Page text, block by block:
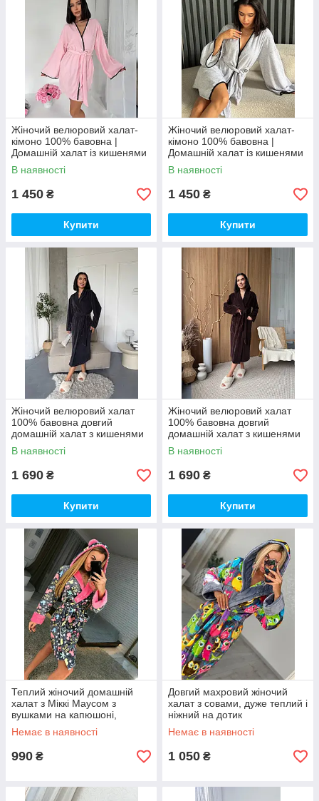
Жіночий велюровий халат-
кімоно 100% бавовна |
Домашній халат із кишенями
| М’який бавовняний халат
В наявності
1 450 ₴
Купити
Жіночий велюровий халат-
кімоно 100% бавовна |
Домашній халат із кишенями
| М’який бавовняний халат
В наявності
1 450 ₴
Купити
Жіночий велюровий халат
100% бавовна довгий
домашній халат з кишенями
преміум якості
В наявності
1 690 ₴
Купити
Жіночий велюровий халат
100% бавовна довгий
домашній халат з кишенями
преміум якості
В наявності
1 690 ₴
Купити
Теплий жіночий домашній
халат з Міккі Маусом з
вушками на капюшоні,
короткий жіночий халат
Немає в наявності
990 ₴
Довгий махровий жіночий
халат з совами, дуже теплий і
ніжний на дотик
Немає в наявності
1 050 ₴